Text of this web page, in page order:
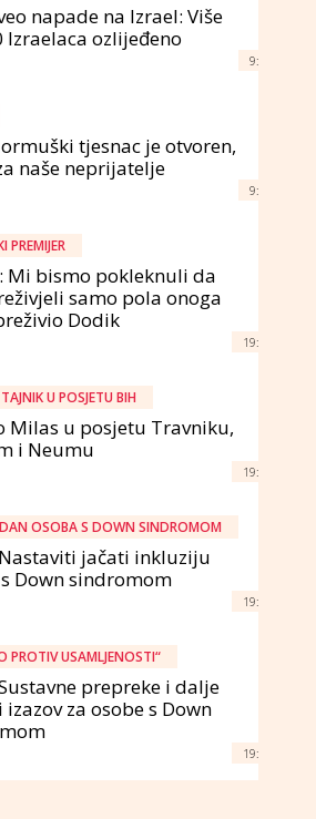
napade na Izrael: Više
Izraelaca ozlijeđeno
9:
tjesnac je otvoren,
naše neprijatelje
9:
PREMIJER
Mi bismo pokleknuli da
samo pola onoga
Dodik
19:
U POSJETU BIH
Milas u posjetu Travniku,
i Neumu
19:
DAN OSOBA S DOWN SINDROMOM
jačati inkluziju
Down sindromom
19:
PROTIV USAMLJENOSTI“
prepreke i dalje
izazov za osobe s Down
19: